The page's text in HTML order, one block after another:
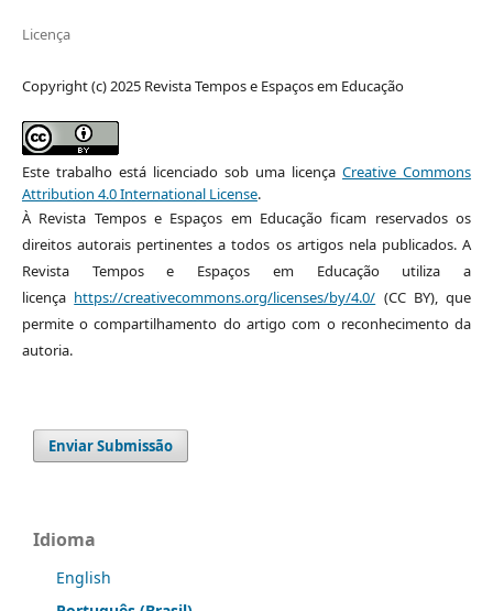
Licença
Copyright (c) 2025 Revista Tempos e Espaços em Educação
Este trabalho está licenciado sob uma licençaCreative Commons
Attribution 4.0 International License.
À Revista Tempos e Espaços em Educação ficam reservados os
direitos autorais pertinentes a todos os artigos nela publicados. A
Revista Tempos e Espaços em Educação utiliza a
licença https://creativecommons.org/licenses/by/4.0/ (CC BY), que
permite o compartilhamento do artigo com o reconhecimento da
autoria.
Enviar Submissão
Idioma
English